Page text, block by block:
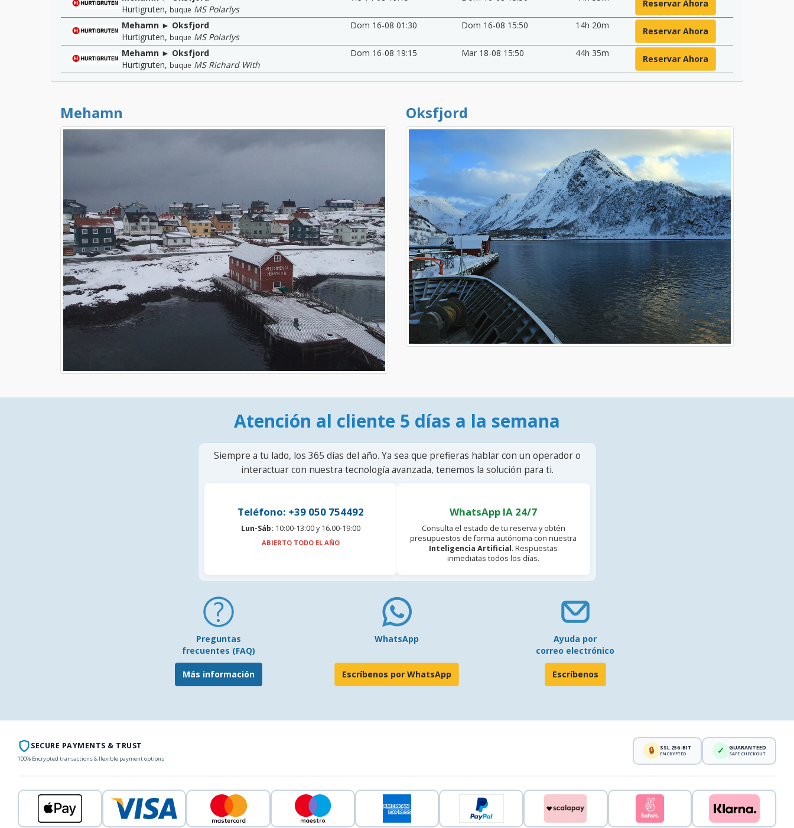
Hurtigruten, buque MS Polarlys
Reservar Ahora
Mehamn ► Oksfjord
Hurtigruten, buque MS Polarlys
Dom 16-08 01:30 Dom 16-08 15:50 14h 20m
Reservar Ahora
Mehamn ► Oksfjord
Hurtigruten, buque MS Richard With
Dom 16-08 19:15 Mar 18-08 15:50 44h 35m
Reservar Ahora
Mehamn Oksfjord
Atención al cliente 5 días a la semana
Siempre a tu lado, los 365 días del año. Ya sea que prefieras hablar con un operador o
interactuar con nuestra tecnología avanzada, tenemos la solución para ti.
Teléfono: +39 050 754492
Lun-Sáb: 10:00-13:00 y 16.00-19:00
ABIERTO TODO EL AÑO
WhatsApp IA 24/7
Consulta el estado de tu reserva y obtén
presupuestos de forma autónoma con nuestra
Inteligencia Artificial. Respuestas
inmediatas todos los días.
Preguntas
frecuentes (FAQ)
Más información
WhatsApp
Escríbenos por WhatsApp
Ayuda por
correo electrónico
Escríbenos
SECURE PAYMENTS & TRUST
100% Encrypted transactions & flexible payment options
🔒 SSL 256-BIT
ENCRYPTED ✓ GUARANTEED
SAFE CHECKOUT